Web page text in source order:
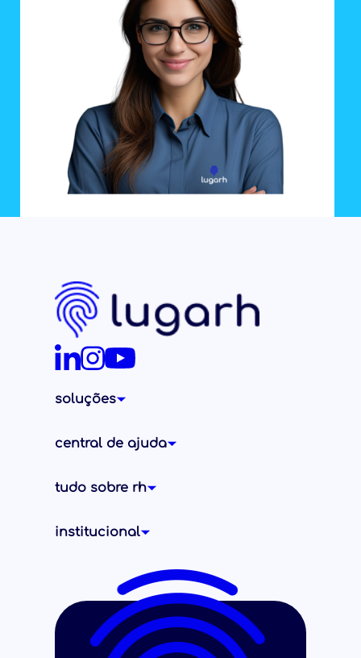
soluções
central de ajuda
tudo sobre rh
institucional